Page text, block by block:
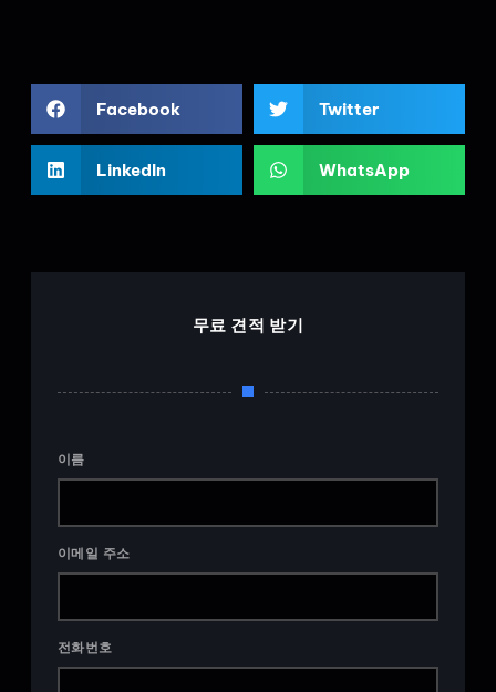
Facebook Twitter
LinkedIn WhatsApp
무료 견적 받기
이름
이메일 주소
전화번호